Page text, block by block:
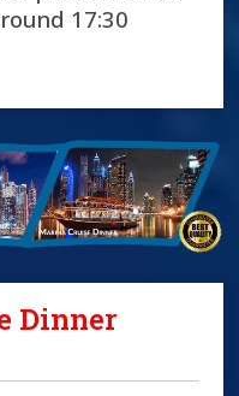
17:30
Dinner